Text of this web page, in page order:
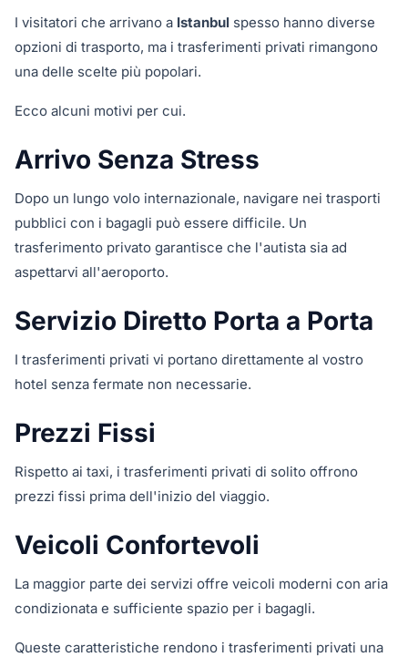
I visitatori che arrivano a Istanbul spesso hanno diverse
opzioni di trasporto, ma i trasferimenti privati rimangono
una delle scelte più popolari.
Ecco alcuni motivi per cui.
Arrivo Senza Stress
Dopo un lungo volo internazionale, navigare nei trasporti
pubblici con i bagagli può essere difficile. Un
trasferimento privato garantisce che l'autista sia ad
aspettarvi all'aeroporto.
Servizio Diretto Porta a Porta
I trasferimenti privati vi portano direttamente al vostro
hotel senza fermate non necessarie.
Prezzi Fissi
Rispetto ai taxi, i trasferimenti privati di solito offrono
prezzi fissi prima dell'inizio del viaggio.
Veicoli Confortevoli
La maggior parte dei servizi offre veicoli moderni con aria
condizionata e sufficiente spazio per i bagagli.
Queste caratteristiche rendono i trasferimenti privati una